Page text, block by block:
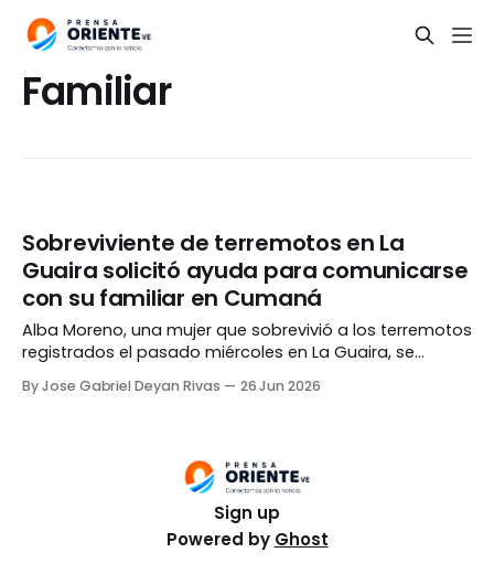
Familiar
Sobreviviente de terremotos en La
Guaira solicitó ayuda para comunicarse
con su familiar en Cumaná
Alba Moreno, una mujer que sobrevivió a los terremotos
registrados el pasado miércoles en La Guaira, se
Vargas. Mediante un video publicado en redes sociales,
By Jose Gabriel Deyan Rivas 26 Jun 2026
Sign up
Powered by Ghost